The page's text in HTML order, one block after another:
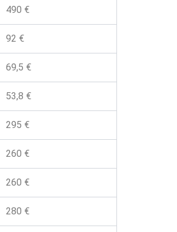
490 €
92 €
69,5 €
53,8 €
295 €
260 €
260 €
280 €